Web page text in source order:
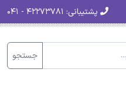
پشتیبانی:
جستجو